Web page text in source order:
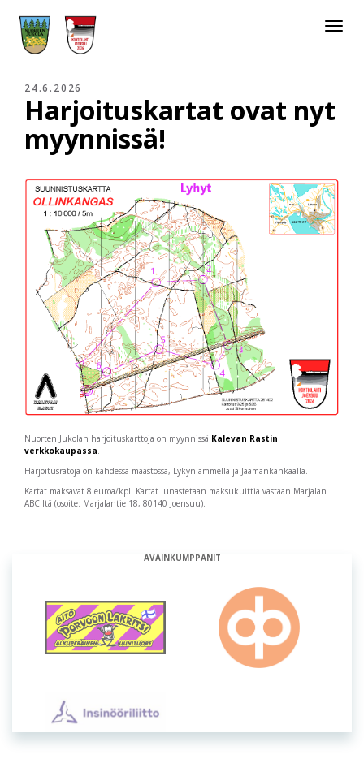
Toggle
24.6.2026
Harjoituskartat ovat nyt
myynnissä!
Nuorten Jukolan harjoituskarttoja on myynnissä Kalevan Rastin
verkkokaupassa.
Harjoitusratoja on kahdessa maastossa, Lykynlammella ja Jaamankankaalla.
Kartat maksavat 8 euroa/kpl. Kartat lunastetaan maksukuittia vastaan Marjalan
ABC:ltä (osoite: Marjalantie 18, 80140 Joensuu).
AVAINKUMPPANIT